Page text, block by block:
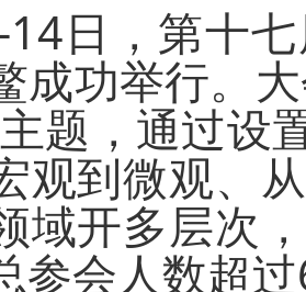
14日，第十
成功举行。
题，通过设
观到微观、
域开多层次
参会人数超